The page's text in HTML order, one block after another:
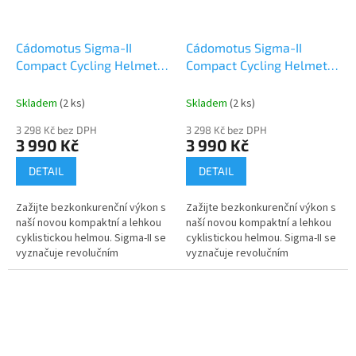
Cádomotus Sigma-II
Compact Cycling Helmet
Skladem (2 ks)
3 298 Kč bez DPH
3 990 Kč
DETAIL
Zažijte bezkonkurenční výkon s
naší novou kompaktní a lehkou
cyklistickou helmou. Sigma-II se
vyznačuje revolučním
magnetickým systémem
Cádomotus Sigma-II
Compact Cycling Helmet
Skladem (2 ks)
3 298 Kč bez DPH
3 990 Kč
DETAIL
Zažijte bezkonkurenční výkon s
naší novou kompaktní a lehkou
cyklistickou helmou. Sigma-II se
vyznačuje revolučním
magnetickým systémem